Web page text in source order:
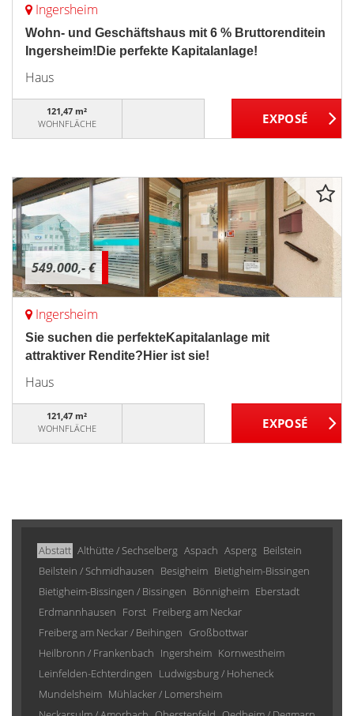
Ingersheim
Wohn- und Geschäftshaus mit 6 % Bruttorenditein
Ingersheim!Die perfekte Kapitalanlage!
Haus
121,47 m²
WOHNFLÄCHE
549.000,- €
Ingersheim
Sie suchen die perfekteKapitalanlage mit
attraktiver Rendite?Hier ist sie!
Haus
121,47 m²
WOHNFLÄCHE
Abstatt Althütte / Sechselberg Aspach Asperg Beilstein
Beilstein / Schmidhausen Besigheim Bietigheim-Bissingen
Bietigheim-Bissingen / Bissingen Bönnigheim Eberstadt
Erdmannhausen Forst Freiberg am Neckar
Freiberg am Neckar / Beihingen Großbottwar
Heilbronn / Frankenbach Ingersheim Kornwestheim
Leinfelden-Echterdingen Ludwigsburg / Hoheneck
Mundelsheim Mühlacker / Lomersheim